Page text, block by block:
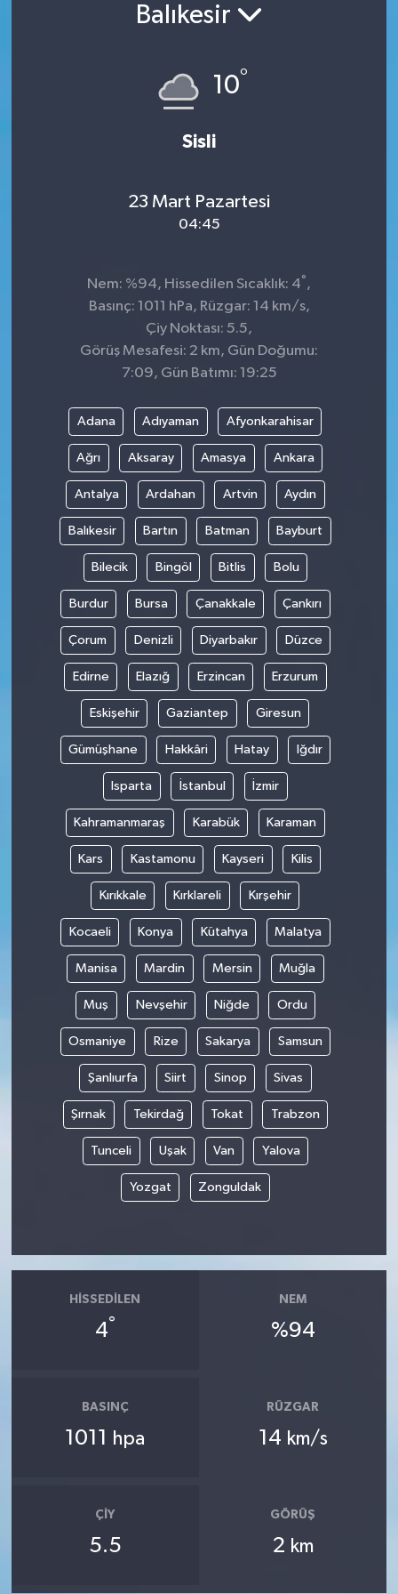
Balıkesir
10°
Sisli
23 Mart Pazartesi
04:45
Nem: %94, Hissedilen Sıcaklık: 4° ,
Basınç: 1011 hPa, Rüzgar: 14 km/s,
Çiy Noktası: 5.5,
Görüş Mesafesi: 2 km, Gün Doğumu:
7:09, Gün Batımı: 19:25
Adana Adıyaman Afyonkarahisar
Ağrı Aksaray Amasya Ankara
Antalya Ardahan Artvin Aydın
Balıkesir Bartın Batman Bayburt
Bilecik Bingöl Bitlis Bolu
Burdur Bursa Çanakkale Çankırı
Çorum Denizli Diyarbakır Düzce
Edirne Elazığ Erzincan Erzurum
Eskişehir Gaziantep Giresun
Gümüşhane Hakkâri Hatay Iğdır
Isparta İstanbul İzmir
Kahramanmaraş Karabük Karaman
Kars Kastamonu Kayseri Kilis
Kırıkkale Kırklareli Kırşehir
Kocaeli Konya Kütahya Malatya
Manisa Mardin Mersin Muğla
Muş Nevşehir Niğde Ordu
Osmaniye Rize Sakarya Samsun
Şanlıurfa Siirt Sinop Sivas
Şırnak Tekirdağ Tokat Trabzon
Tunceli Uşak Van Yalova
Yozgat Zonguldak
HISSEDILEN
4°
NEM
%94
BASINÇ
1011 hpa
RÜZGAR
14 km/s
ÇIY
5.5
GÖRÜŞ
2 km